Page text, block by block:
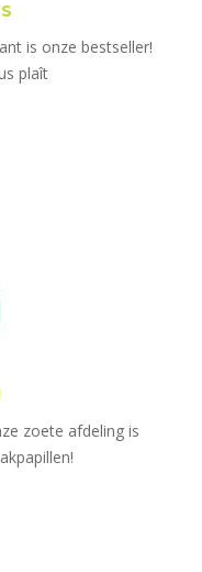
is onze bestseller!
plaît
zoete afdeling is